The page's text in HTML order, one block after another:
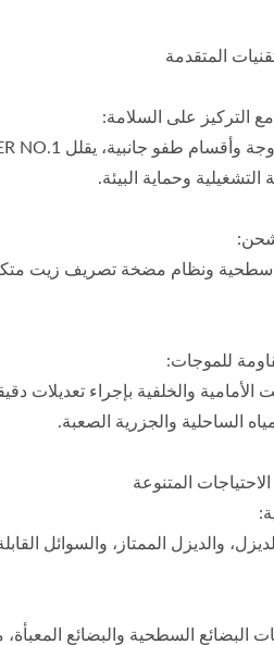
المتقدمة
التركيز على السلامة:
وحماية البيئة.
سطحية ونظام مضخة تصريف زيت
للموجات:
والخلفية بإجراء تعديلات
الساحلية والجزرية الصعبة.
المتنوعة
والديزل الممتاز، والسوائل
البضائع السطحية والبضائع